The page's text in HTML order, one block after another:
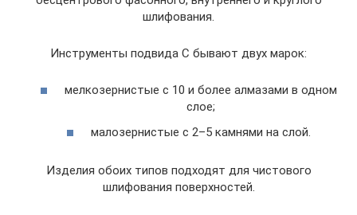
шлифования.
Инструменты подвида С бывают двух марок:
мелкозернистые с 10 и более алмазами в одном
слое;
малозернистые с 2–5 камнями на слой.
Изделия обоих типов подходят для чистового
шлифования поверхностей.